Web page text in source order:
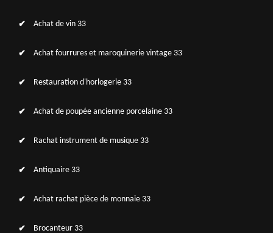
Achat de vin 33
Achat fourrures et maroquinerie vintage 33
Restauration d'horlogerie 33
Achat de poupée ancienne porcelaine 33
Rachat instrument de musique 33
Antiquaire 33
Achat rachat pièce de monnaie 33
Brocanteur 33